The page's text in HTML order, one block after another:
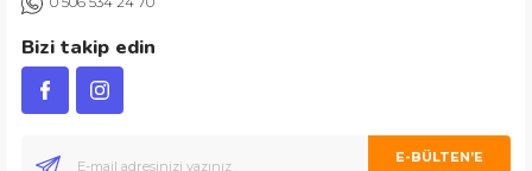
Bizi takip edin
E-BÜLTEN’E